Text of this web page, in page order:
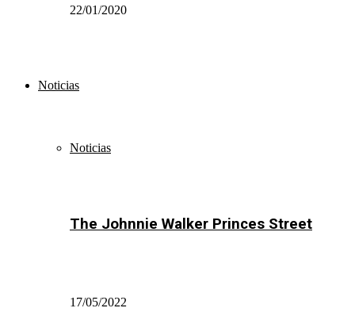
22/01/2020
Noticias
Noticias
The Johnnie Walker Princes Street
17/05/2022